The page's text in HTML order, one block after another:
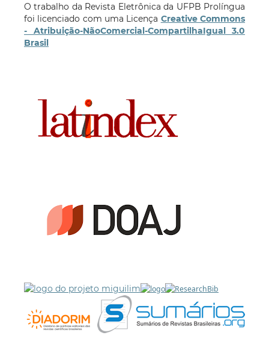
O trabalho da Revista Eletrônica da UFPB Prolíngua
foi licenciado com uma Licença Creative Commons
- Atribuição-NãoComercial-CompartilhaIgual 3.0
Brasil